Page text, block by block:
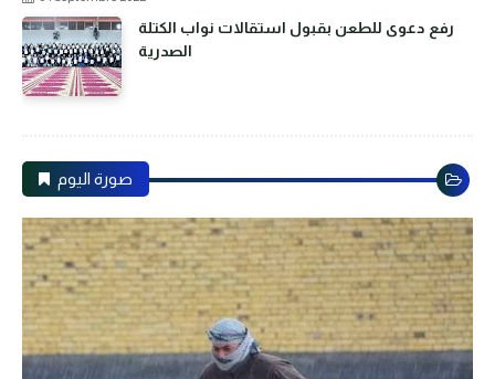
رفع دعوى للطعن بقبول استقالات نواب الكتلة
الصدرية
صورة اليوم